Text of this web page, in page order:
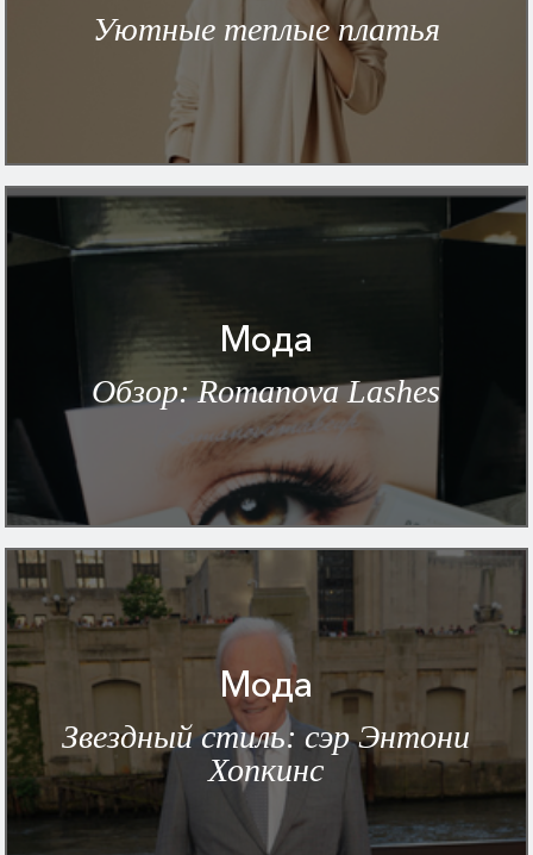
Уютные теплые платья
Мода
Обзор: Romanova Lashes
Мода
Звездный стиль: сэр Энтони
Хопкинс